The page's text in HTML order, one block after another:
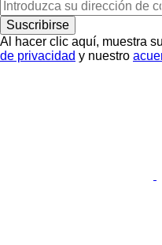
Suscribirse
Al hacer clic aquí, muestra
de privacidad y nuestro